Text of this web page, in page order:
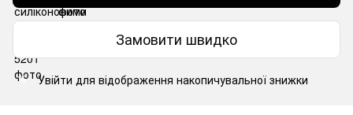
Замовити швидко
% Увійти для відображення накопичувальної знижки